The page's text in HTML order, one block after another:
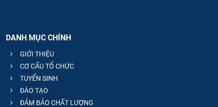
DANH MỤC CHÍNH
GIỚI THIỆU
CƠ CẤU TỔ CHỨC
TUYỂN SINH
ĐÀO TẠO
ĐẢM BẢO CHẤT LƯỢNG